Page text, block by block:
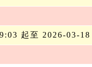
起至 2026-03-